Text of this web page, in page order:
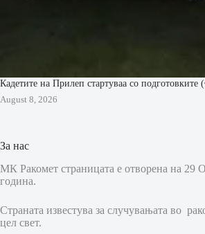
Кадетите на Прилеп стартуваа со
August 8, 2026
За нас
МК Ракомет страницата е отворена на 29
година.
Страната известува за случувањата во
цел свет.